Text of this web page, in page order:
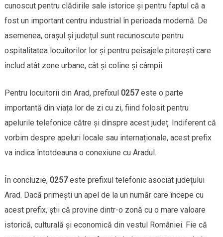
cunoscut pentru clădirile sale istorice și pentru faptul că a
fost un important centru industrial în perioada modernă. De
asemenea, orașul și județul sunt recunoscute pentru
ospitalitatea locuitorilor lor și pentru peisajele pitorești care
includ atât zone urbane, cât și coline și câmpii.
Pentru locuitorii din Arad, prefixul 0257este o parte
importantă din viața lor de zi cu zi, fiind folosit pentru
apelurile telefonice către și dinspre acest județ. Indiferent că
vorbim despre apeluri locale sau internaționale, acest prefix
va indica întotdeauna o conexiune cu Aradul.
În concluzie, 0257este prefixul telefonic asociat județului
Arad. Dacă primești un apel de la un număr care începe cu
acest prefix, știi că provine dintr-o zonă cu o mare valoare
istorică, culturală și economică din vestul României. Fie că